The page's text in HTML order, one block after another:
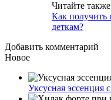
Читайте
Как
деткам?
Добавить комментарий
Новое
Уксусная эссенция